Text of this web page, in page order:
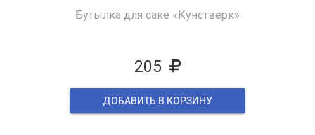
Бутылка для саке «Кунстверк»
205
ДОБАВИТЬ В КОРЗИНУ